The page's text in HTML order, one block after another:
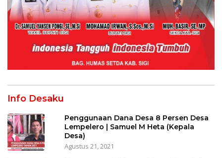
Info Desaku
Penggunaan Dana Desa 8 Persen Desa
Lempelero | Samuel M Heta (Kepala
Desa)
Agustus 21, 2021